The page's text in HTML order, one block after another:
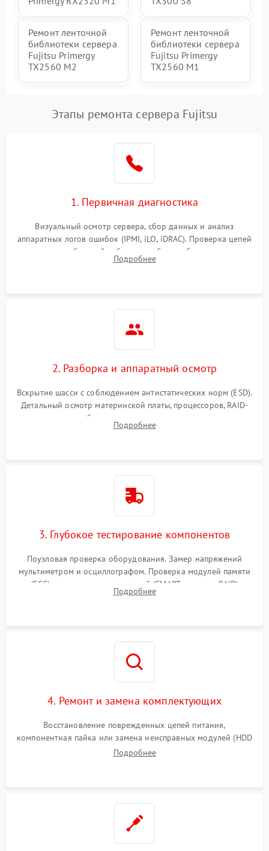
Ремонт ленточной
библиотеки сервера
Fujitsu Primergy
TX2560 M2
Ремонт ленточной
библиотеки сервера
Fujitsu Primergy
TX2560 M1
Этапы ремонта сервера Fujitsu
1. Первичная диагностика
Визуальный осмотр сервера, сбор данных и анализ
аппаратных логов ошибок (IPMI, iLO, iDRAC). Проверка цепей
питания и базовой работоспособности без вскрытия
корпуса для быстрой локализации сбоя.
Подробнее
2. Разборка и аппаратный осмотр
Вскрытие шасси с соблюдением антистатических норм (ESD).
Детальный осмотр материнской платы, процессоров, RAID-
контроллеров и блоков питания на наличие термических
повреждений, прогаров или окислений.
Подробнее
3. Глубокое тестирование компонентов
Поузловая проверка оборудования. Замер напряжений
мультиметром и осциллографом. Проверка модулей памяти
(ECC) и состояния накопителей (SMART, массивы RAID)
специализированными диагностическими утилитами.
Подробнее
4. Ремонт и замена комплектующих
Восстановление поврежденных цепей питания,
компонентная пайка или замена неисправных модулей (HDD
Подробнее